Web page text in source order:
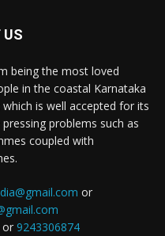
US
being the most loved
in the coastal Karnataka
is well accepted for its
problems such as
coupled with
or
9243306874